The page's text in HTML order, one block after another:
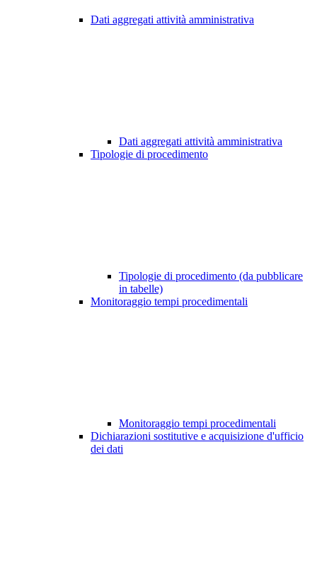
Dati aggregati attività amministrativa
Dati aggregati attività amministrativa
Tipologie di procedimento
Tipologie di procedimento (da pubblicare
in tabelle)
Monitoraggio tempi procedimentali
Monitoraggio tempi procedimentali
Dichiarazioni sostitutive e acquisizione d'ufficio
dei dati